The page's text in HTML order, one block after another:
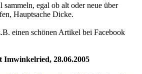
sammeln, egal ob alt oder neue über
Hauptsache Dicke.
einen schönen Artikel bei Facebook
Imwinkelried, 28.06.2005